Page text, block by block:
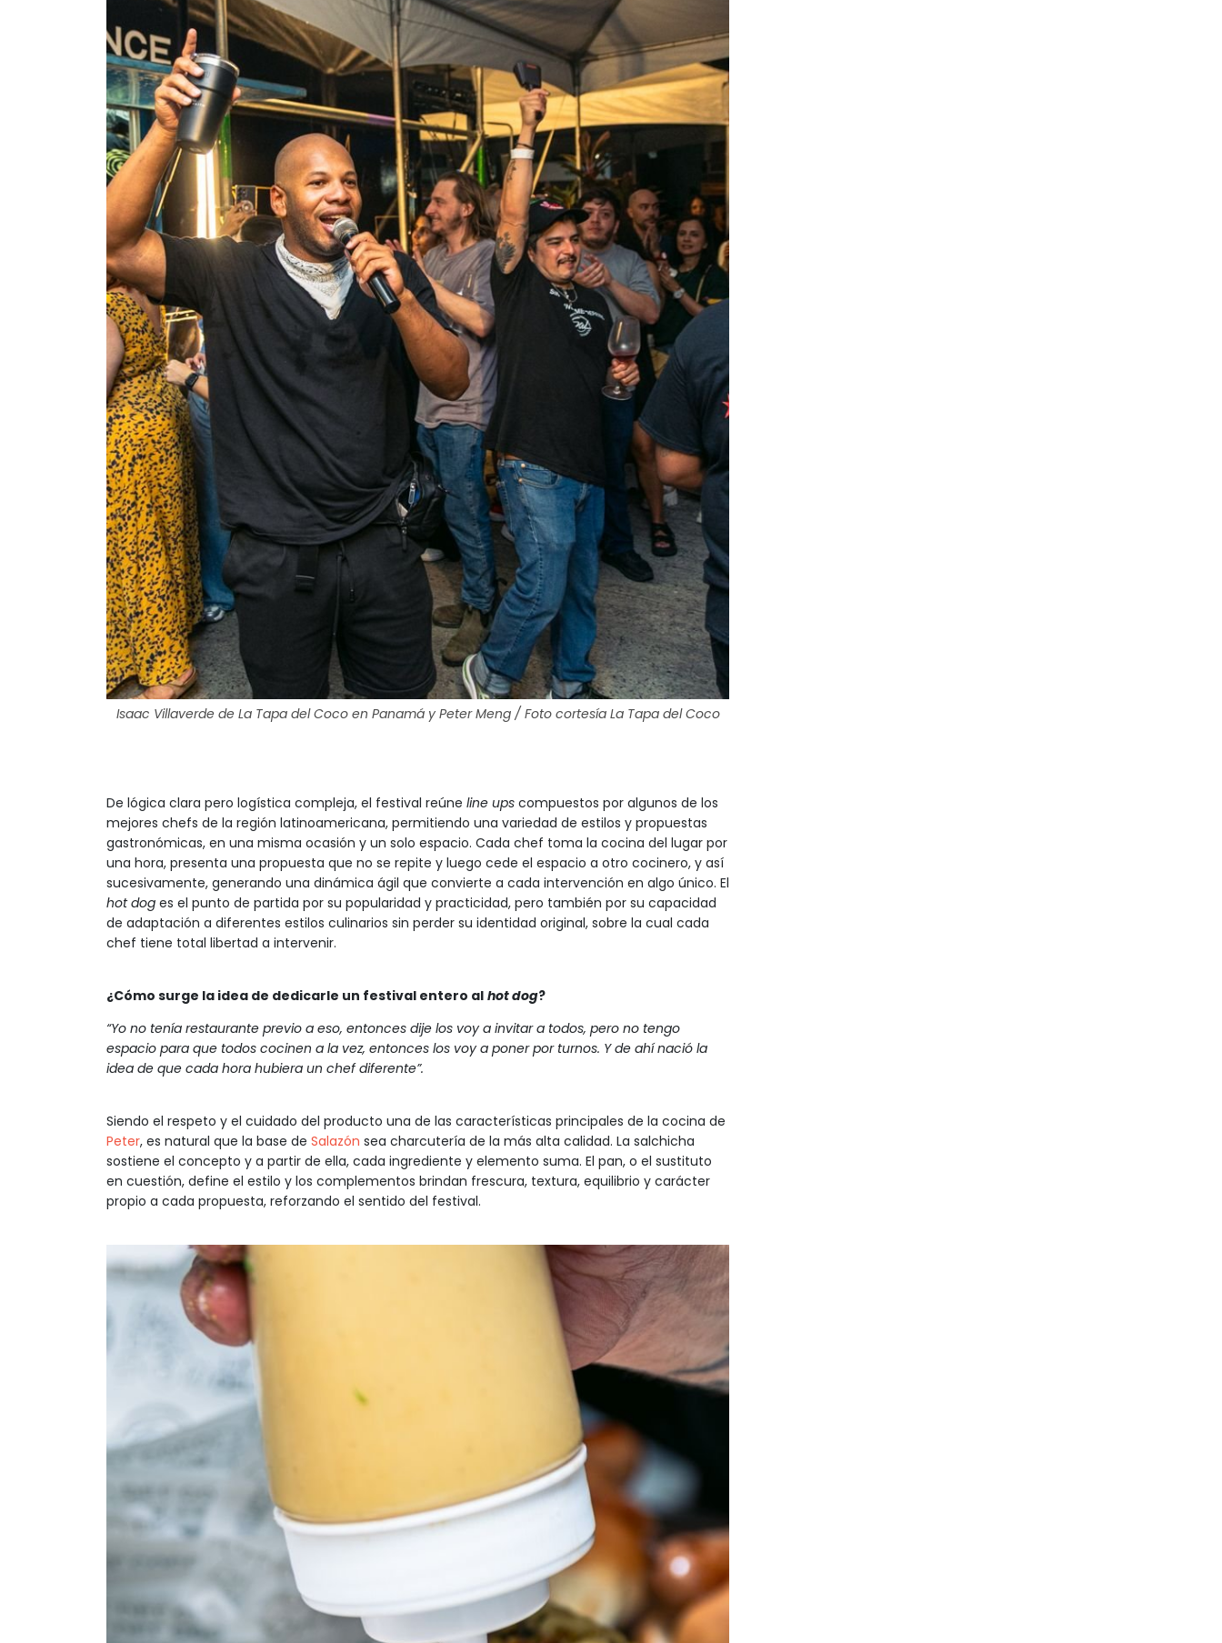
Isaac Villaverde de La Tapa del Coco en Panamá y Peter Meng / Foto cortesía La Tapa del Coco
De lógica clara pero logística compleja, el festival reúne line ups compuestos por algunos de los
mejores chefs de la región latinoamericana, permitiendo una variedad de estilos y propuestas
gastronómicas, en una misma ocasión y un solo espacio. Cada chef toma la cocina del lugar por
una hora, presenta una propuesta que no se repite y luego cede el espacio a otro cocinero, y así
sucesivamente, generando una dinámica ágil que convierte a cada intervención en algo único. El
hot dog es el punto de partida por su popularidad y practicidad, pero también por su capacidad
de adaptación a diferentes estilos culinarios sin perder su identidad original, sobre la cual cada
chef tiene total libertad a intervenir.
¿Cómo surge la idea de dedicarle un festival entero al hot dog?
“Yo no tenía restaurante previo a eso, entonces dije los voy a invitar a todos, pero no tengo
espacio para que todos cocinen a la vez, entonces los voy a poner por turnos. Y de ahí nació la
idea de que cada hora hubiera un chef diferente”.
Siendo el respeto y el cuidado del producto una de las características principales de la cocina de
Peter, es natural que la base de Salazón sea charcutería de la más alta calidad. La salchicha
sostiene el concepto y a partir de ella, cada ingrediente y elemento suma. El pan, o el sustituto
en cuestión, define el estilo y los complementos brindan frescura, textura, equilibrio y carácter
propio a cada propuesta, reforzando el sentido del festival.